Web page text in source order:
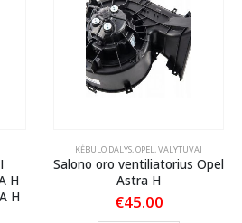
H
H
KĖBULO DALYS,OPEL,VALYTUVAI
Salono oro ventiliatorius Opel
Astra H
€45.00